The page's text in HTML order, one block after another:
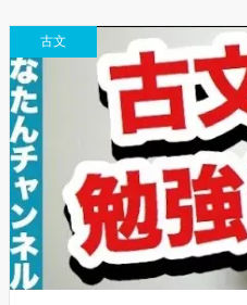
古文